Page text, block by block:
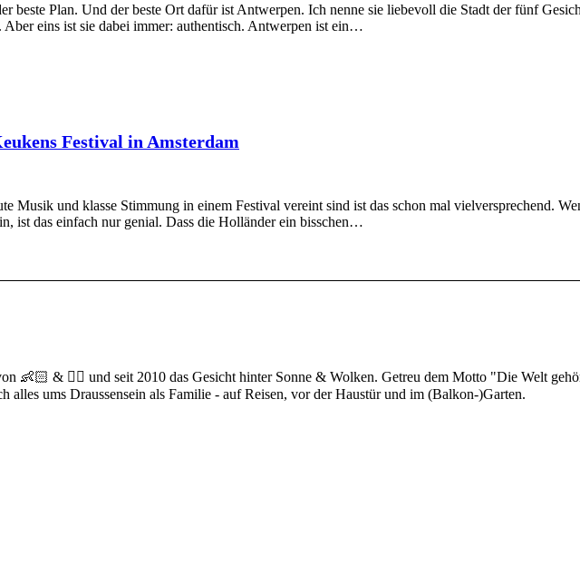
beste Plan. Und der beste Ort dafür ist Antwerpen. Ich nenne sie liebevoll die Stadt der fünf
eins ist sie dabei immer: authentisch. Antwerpen ist ein…
Festival in Amsterdam
Musik und klasse Stimmung in einem Festival vereint sind ist das schon mal vielversprechend.
ist das einfach nur genial. Dass die Holländer ein bisschen…
👶🏻 & 🐕‍🦺 und seit 2010 das Gesicht hinter Sonne & Wolken. Getreu dem Motto "Die Welt
alles ums Draussensein als Familie - auf Reisen, vor der Haustür und im (Balkon-)Garten.